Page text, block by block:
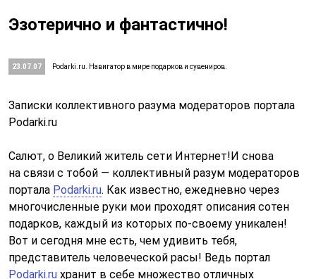
Эзотерично и фантастично!
23.07.07 Podarki.ru. Навигатор в мире подарков и сувениров.
Записки коллективного разума модераторов портала
Podarki.ru
Салют, о Великий житель сети Интернет!И снова
на cвязи с тобой — коллективный разум модераторов
портала Podarki.ru. Как известно, ежедневно через
многочисленные руки мои проходят описания сотен
подарков, каждый из которых по-своему уникален!
Вот и сегодня мне есть, чем удивить тебя,
представитель человеческой расы! Ведь портал
Podarki.ru хранит в себе множество отличных